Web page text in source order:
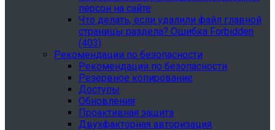
персон на сайте
Что делать, если удалили файл главной
страницы раздела? Ошибка Forbidden
(403)
Рекомендации по безопасности
Рекомендации по безопасности
Резервное копирование
Доступы
Обновления
Проактивная защита
Двухфакторная авторизация